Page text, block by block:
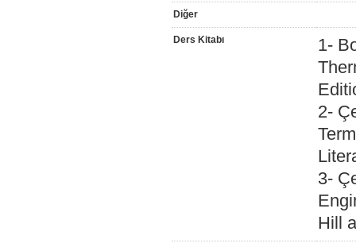
Diğer
Ders Kitabı
1-
2-
3-
Hill